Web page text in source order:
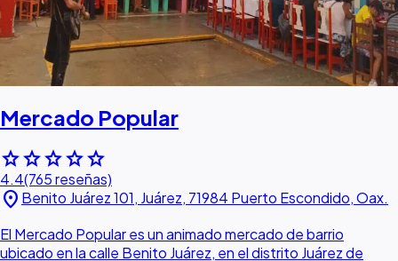
Mercado Popular
starstarstarstarstar
4.4(765 reseñas)
location_on Benito Juárez 101, Juárez, 71984 Puerto Escondido, Oax.
El Mercado Popular es un animado mercado de barrio
ubicado en la calle Benito Juárez, en el distrito Juárez de